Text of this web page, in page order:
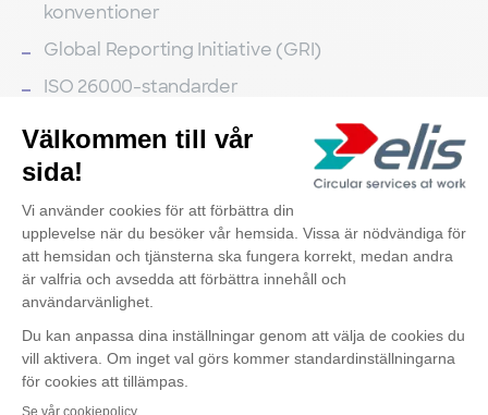
konventioner
Global Reporting Initiative (GRI)
ISO 26000-standarder
CERES-principerna (Coalition for
Environmentally Responsible Economies)
Share
Senaste nyheterna Kontakta oss